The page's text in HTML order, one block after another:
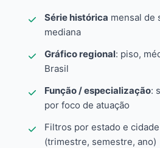
Série histórica mensal de
mediana
Gráfico regional: piso,
Brasil
Função / especialização:
por foco de atuação
Filtros por estado e
(trimestre, semestre, ano)